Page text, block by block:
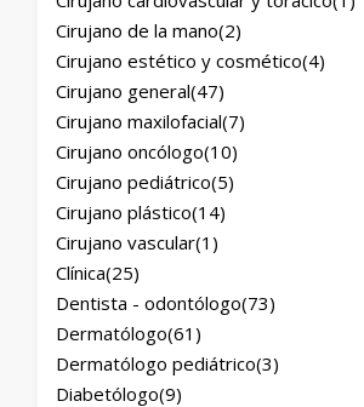
Cirujano de la mano(2)
Cirujano estético y cosmético(4)
Cirujano general(47)
Cirujano maxilofacial(7)
Cirujano oncólogo(10)
Cirujano pediátrico(5)
Cirujano plástico(14)
Cirujano vascular(1)
Clínica(25)
Dentista - odontólogo(73)
Dermatólogo(61)
Dermatólogo pediátrico(3)
Diabetólogo(9)